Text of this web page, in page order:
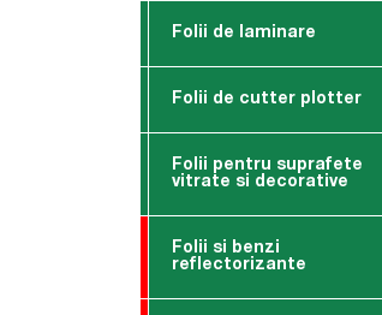
Folii de laminare
Folii de cutter plotter
Folii pentru suprafete
vitrate si decorative
Folii si benzi
reflectorizante